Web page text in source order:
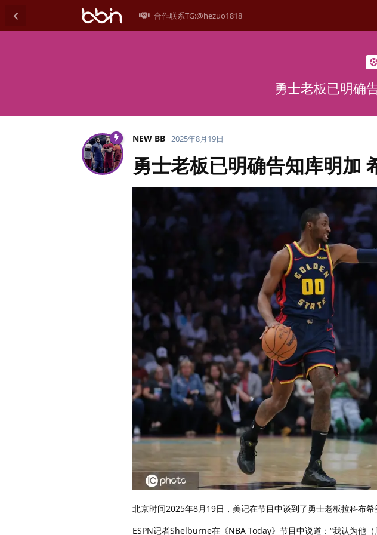
合作联系TG:@hezuo1818
勇士老板已明确
NEW BB 2025年8月19日
勇士老板已明确告知库明加
北京时间2025年8月19日，美记在节目中谈到了勇士老板拉科布希
ESPN记者Shelburne在《NBA Today》节目中说道：“我认为他